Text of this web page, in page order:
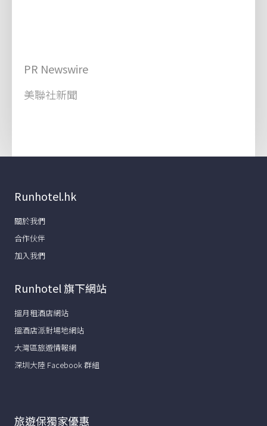
PR Newswire
美聯社新聞
Runhotel.hk
關於我們
合作伙伴
加入我們
Runhotel 旗下網站
搵月租酒店網站
搵酒店派對場地網站
大灣區旅遊情報網
深圳大陸 Facebook 群組
旅遊保獨家優惠